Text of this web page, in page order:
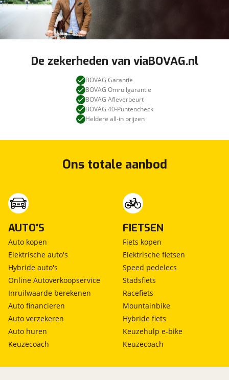
De zekerheden van viaBOVAG.nl
BOVAG Garantie
BOVAG Omruilgarantie
BOVAG Afleverbeurt
BOVAG 40-Puntencheck
Heldere all-in prijzen
Ons totale aanbod
AUTO'S
Auto kopen
Elektrische auto's
Hybride auto's
Online Autoverkoopservice
Inruilwaarde berekenen
Auto financieren
Auto verzekeren
Auto huren
Keuzecoach
FIETSEN
Fiets kopen
Elektrische fietsen
Speed pedelecs
Stadsfiets
Racefiets
Mountainbike
Hybride fiets
Keuzehulp e-bike
Keuzecoach